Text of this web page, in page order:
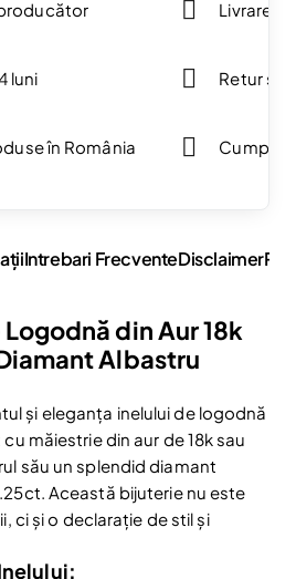
luni
în România
Livrare
Retur
Intrebari FrecventeDisclaimer
din Aur 18k
Albastru
și eleganța inelului de logodnă
cu măiestrie din aur de 18k sau
său un splendid diamant
Această bijuterie nu este
ci și o declarație de stil și